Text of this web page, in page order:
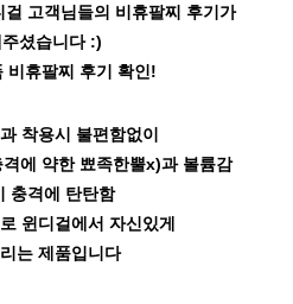
걸 고객님들의 비휴팔찌 후기가
셨습니다 :)
비휴팔찌 후기 확인!
착용시 불편함없이
격에 약한 뾰족한뿔x)과 볼륨감
충격에 탄탄함
로 윈디걸에서 자신있게
는 제품입니다